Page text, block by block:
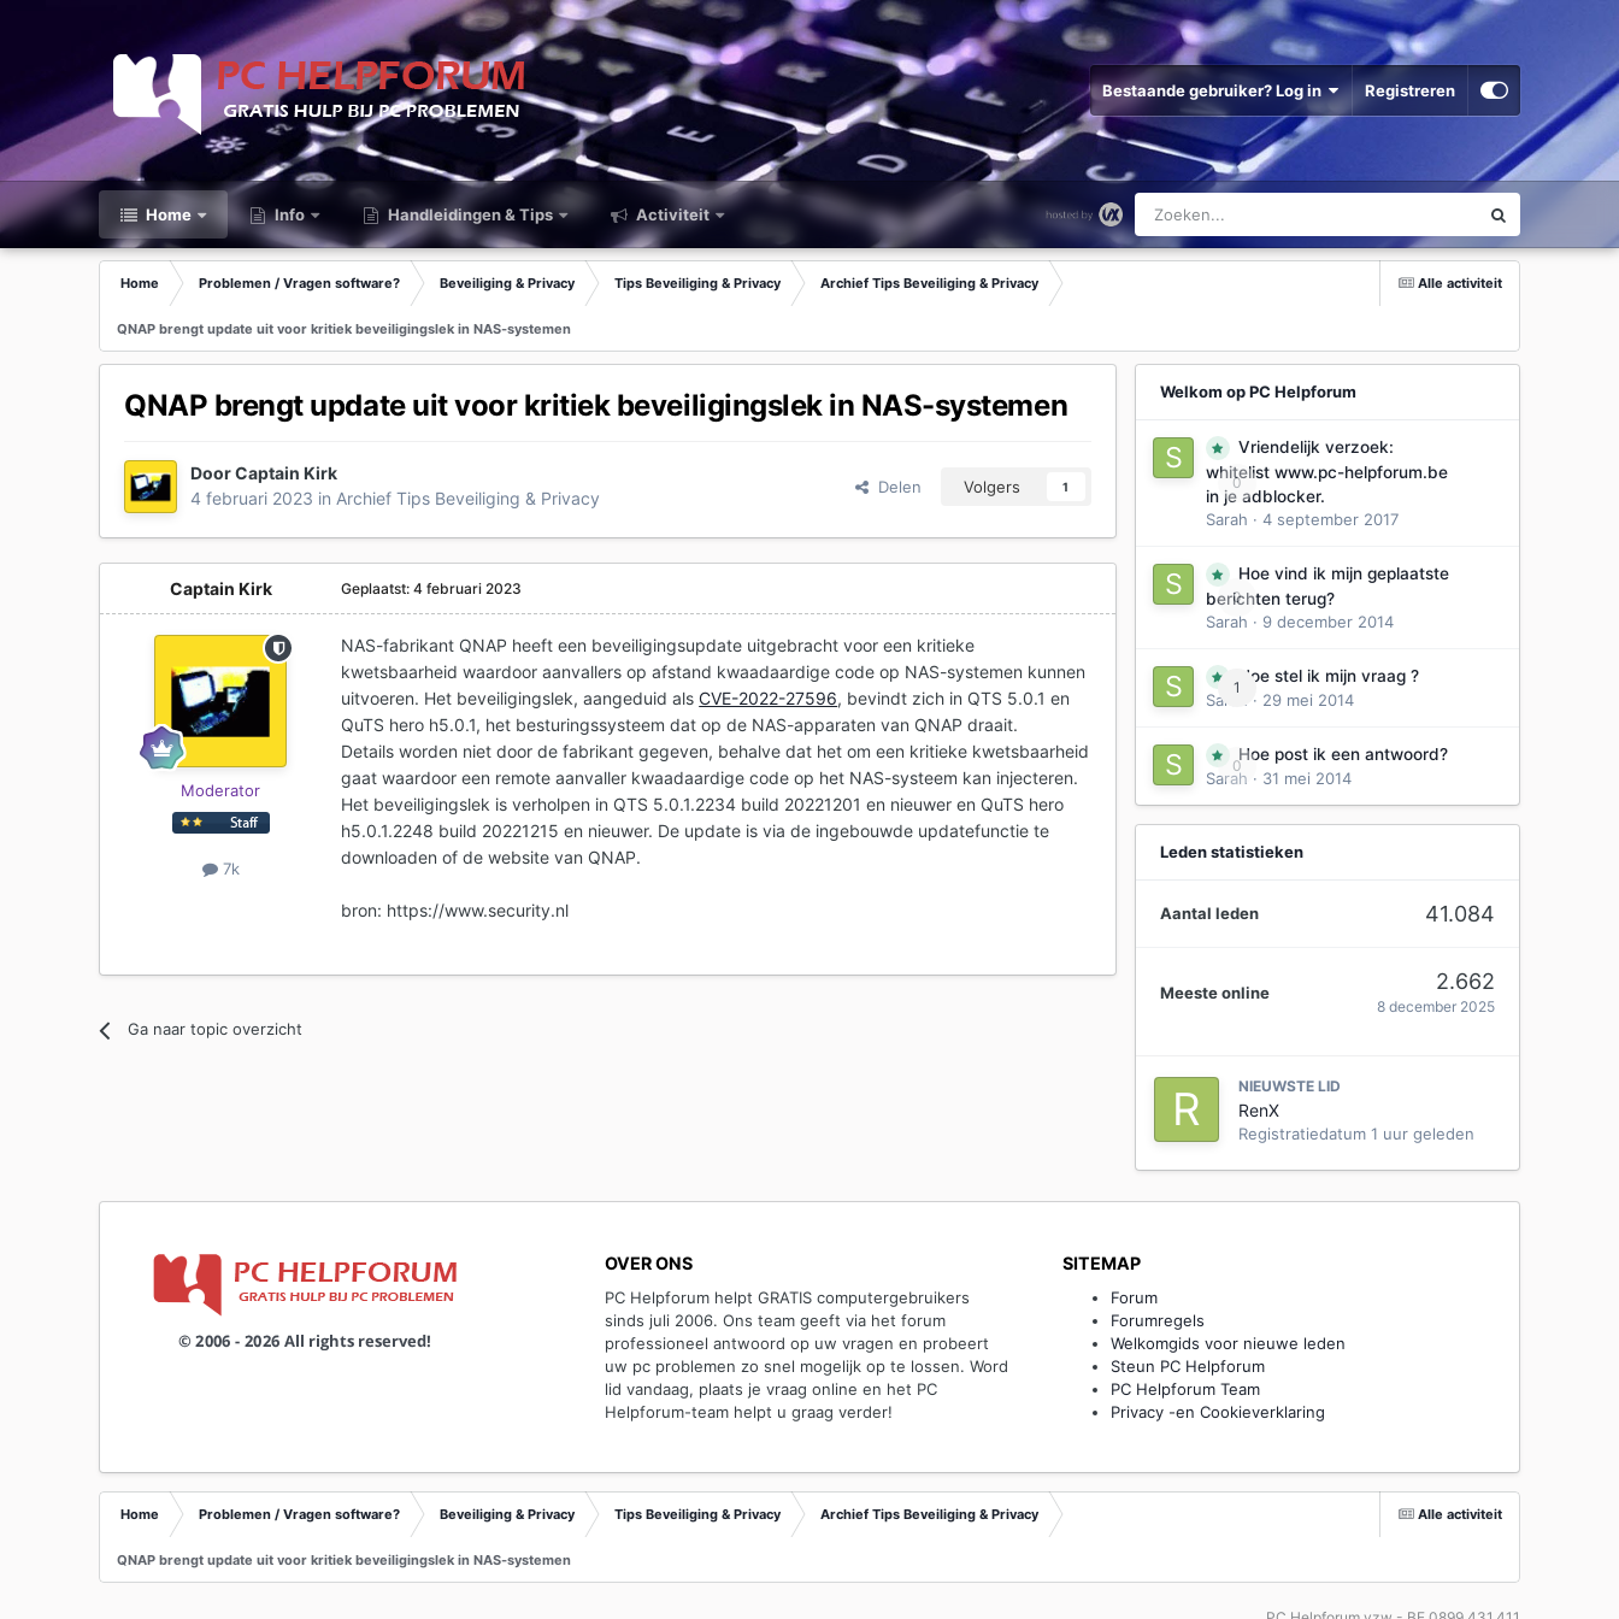
Bestaande gebruiker? Log in Registreren
Home Info Handleidingen & Tips Activiteit
Alle activiteit
Home Problemen / Vragen software? Beveiliging & Privacy Tips Beveiliging & Privacy Archief Tips Beveiliging & Privacy
QNAP brengt update uit voor kritiek beveiligingslek in NAS-systemen
QNAP brengt update uit voor kritiek beveiligingslek in NAS-systemen
DoorCaptain Kirk
4 februari 2023 in Archief Tips Beveiliging & Privacy
Delen Volgers 1
Captain Kirk
Moderator
7k
Geplaatst:4 februari 2023
NAS-fabrikant QNAP heeft een beveiligingsupdate uitgebracht voor een kritieke
kwetsbaarheid waardoor aanvallers op afstand kwaadaardige code op NAS-systemen kunnen
uitvoeren. Het beveiligingslek, aangeduid alsCVE-2022-27596, bevindt zich in QTS 5.0.1 en
QuTS hero h5.0.1, het besturingssysteem dat op de NAS-apparaten van QNAP draait.
Details worden niet door de fabrikant gegeven, behalve dat het om een kritieke kwetsbaarheid
gaat waardoor een remote aanvaller kwaadaardige code op het NAS-systeem kan injecteren.
Het beveiligingslek is verholpen in QTS 5.0.1.2234 build 20221201 en nieuwer en QuTS hero
h5.0.1.2248 build 20221215 en nieuwer. De update is via de ingebouwde updatefunctie te
downloaden of de website van QNAP.
bron: https://www.security.nl
Ga naar topic overzicht
Welkom op PC Helpforum
0
Vriendelijk verzoek:
whitelist www.pc-helpforum.be
in je adblocker.
Sarah · 4 september 2017
0
Hoe vind ik mijn geplaatste
berichten terug?
Sarah · 9 december 2014
1
Hoe stel ik mijn vraag ?
Sarah
· 29 mei 2014
0
Hoe post ik een antwoord?
Sarah · 31 mei 2014
Leden statistieken
Aantal leden 41.084
Meeste online 2.662
8 december 2025
NIEUWSTE LID
RenX
Registratiedatum 1 uur geleden
OVER ONS
PC Helpforum helpt GRATIS computergebruikers
sinds juli 2006. Ons team geeft via het forum
professioneel antwoord op uw vragen en probeert
uw pc problemen zo snel mogelijk op te lossen. Word
lid vandaag, plaats je vraag online en het PC
Helpforum-team helpt u graag verder!
SITEMAP
Forum
Forumregels
Welkomgids voor nieuwe leden
Steun PC Helpforum
PC Helpforum Team
Privacy -en Cookieverklaring
Alle activiteit
Home Problemen / Vragen software? Beveiliging & Privacy Tips Beveiliging & Privacy Archief Tips Beveiliging & Privacy
QNAP brengt update uit voor kritiek beveiligingslek in NAS-systemen